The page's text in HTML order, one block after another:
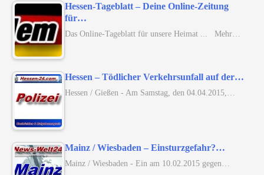
Hessen-Tageblatt – Deine Online-Zeitung
für…
Das Online-Tageblatt für unsere Heimat ... Mehr…
Hessen – Tödlicher Verkehrsunfall auf der…
Hessen / Gießen - Am Samstag, den 04.04.2015,…
Mainz / Wiesbaden – Einsturzgefahr?…
Mainz / Wiesbaden - Ein am 10.02.2015 gegen…